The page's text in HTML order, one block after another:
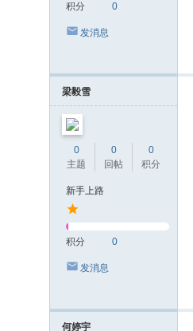
积分 0
发消息
梁毅雪
0
主题
0
回帖
0
积分
新手上路
积分 0
发消息
何婷宇